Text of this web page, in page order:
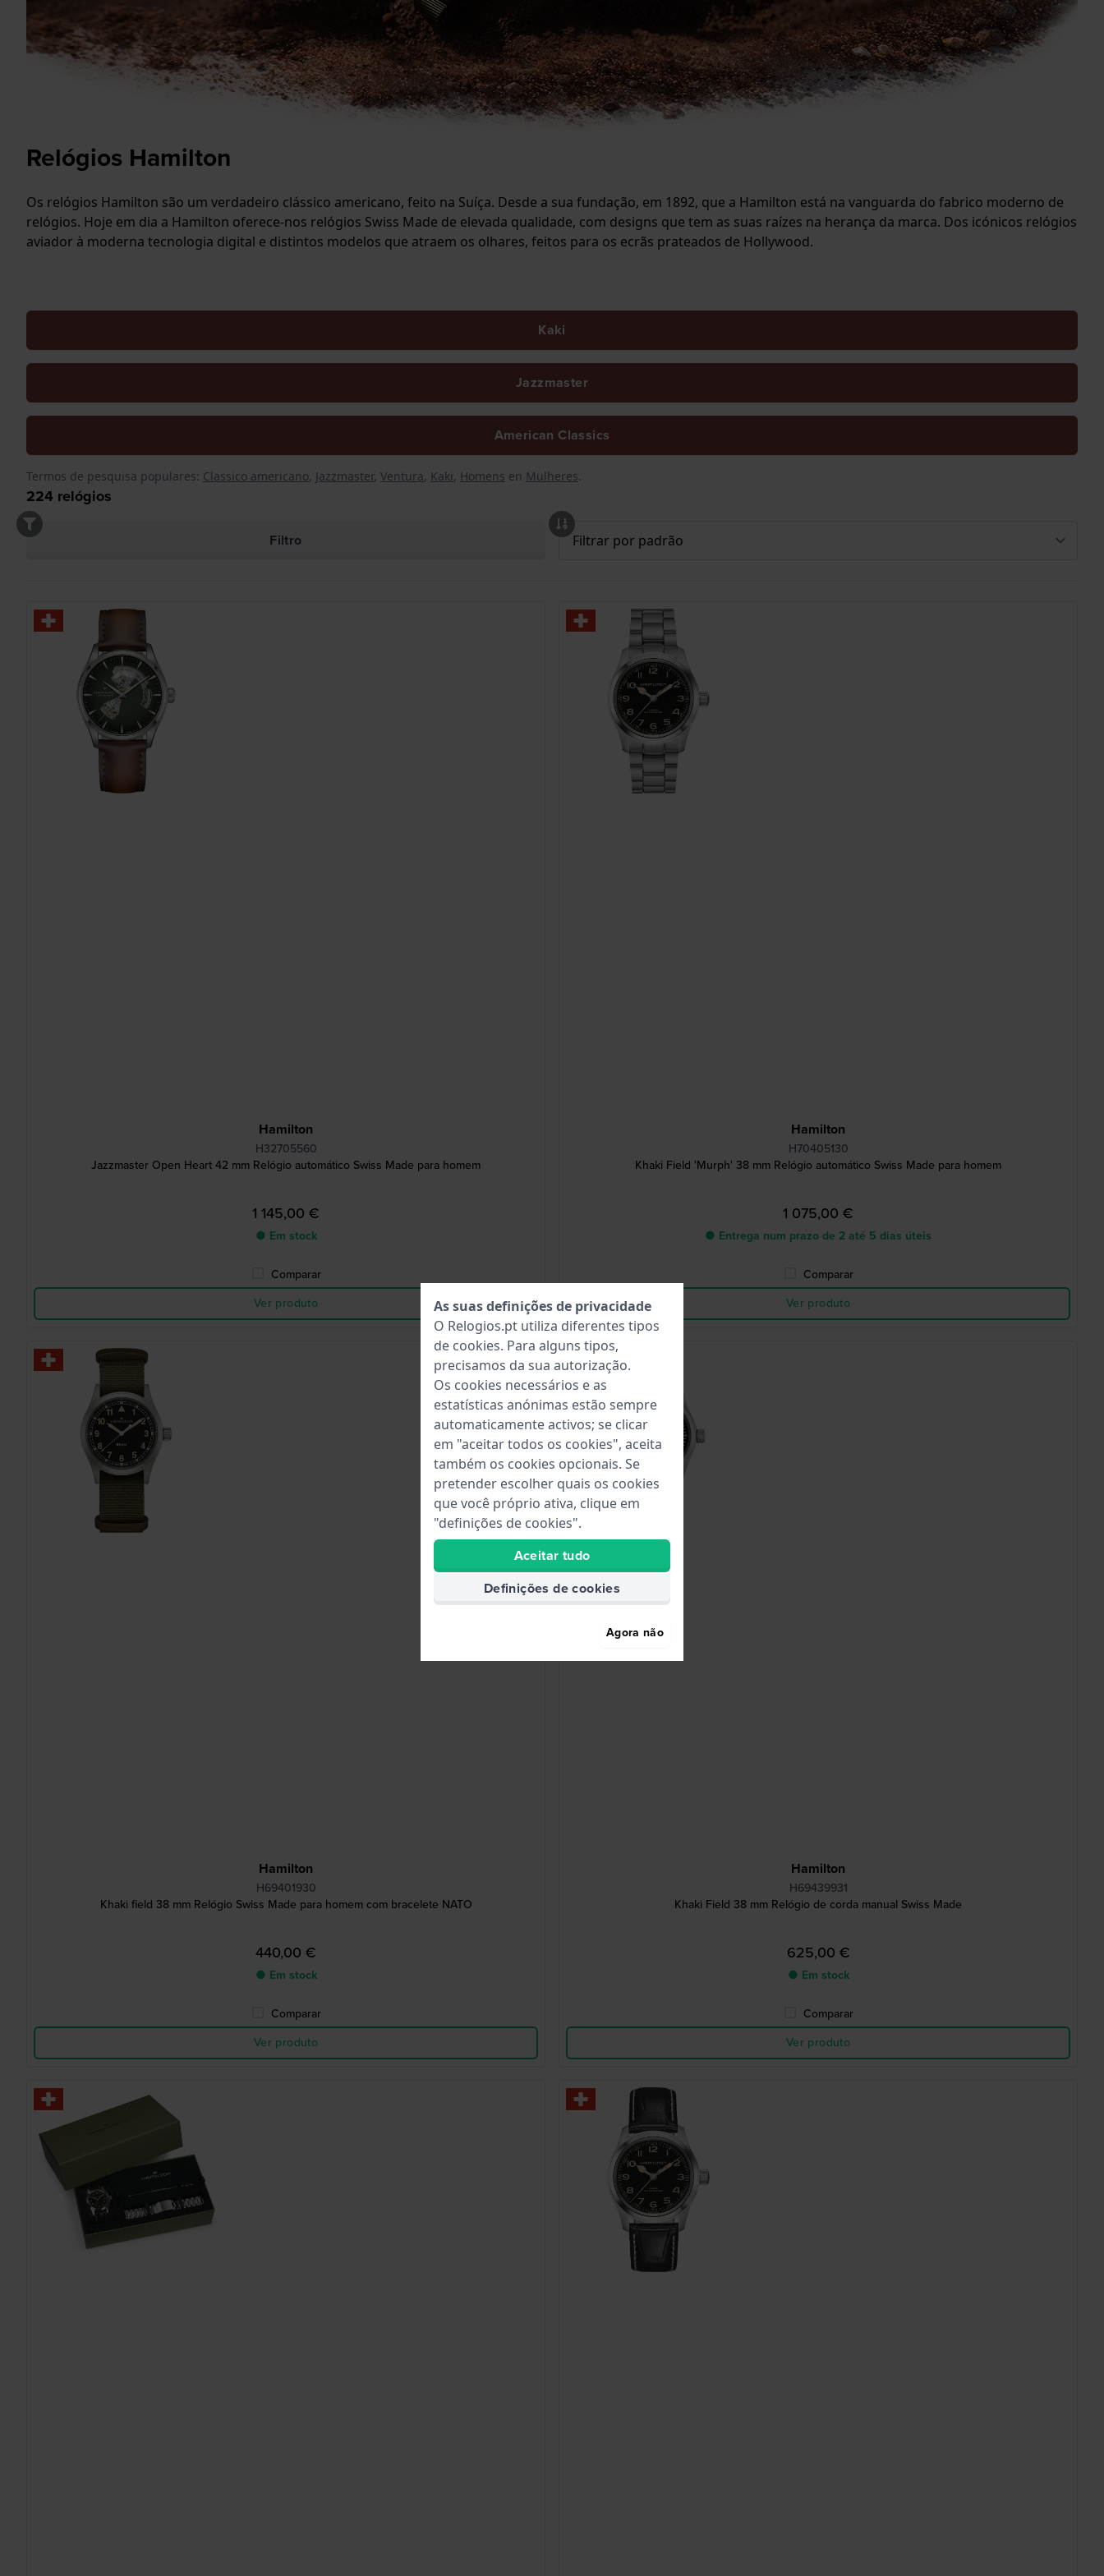
Relógios Hamilton
Os relógios Hamilton são um verdadeiro clássico americano, feito na Suíça. Desde a sua fundação, em 1892, que a Hamilton está na vanguarda do fabrico moderno de
relógios. Hoje em dia a Hamilton oferece-nos relógios Swiss Made de elevada qualidade, com designs que tem as suas raízes na herança da marca. Dos icónicos relógios
aviador à moderna tecnologia digital e distintos modelos que atraem os olhares, feitos para os ecrãs prateados de Hollywood.
Kaki
Jazzmaster
American Classics
Termos de pesquisa populares: Classico americano, Jazzmaster, Ventura, Kaki, Homens en Mulheres.
224 relógios
Filtro
Hamilton
H32705560
Jazzmaster Open Heart 42 mm Relógio automático Swiss Made para homem
1 145,00 €
● Em stock
Comparar
Ver produto
Hamilton
H70405130
Khaki Field 'Murph' 38 mm Relógio automático Swiss Made para homem
1 075,00 €
● Entrega num prazo de 2 até 5 dias úteis
Comparar
Ver produto
Hamilton
H69401930
Khaki field 38 mm Relógio Swiss Made para homem com bracelete NATO
440,00 €
● Em stock
Comparar
Ver produto
Hamilton
H69439931
Khaki Field 38 mm Relógio de corda manual Swiss Made
625,00 €
● Em stock
Comparar
Ver produto
As suas definições de privacidade
O Relogios.pt utiliza diferentes tipos
de cookies. Para alguns tipos,
precisamos da sua autorização.
Os cookies necessários e as
estatísticas anónimas estão sempre
automaticamente activos; se clicar
em "aceitar todos os cookies", aceita
também os cookies opcionais. Se
pretender escolher quais os cookies
que você próprio ativa, clique em
"definições de cookies".
Aceitar tudo
Definições de cookies
Agora não